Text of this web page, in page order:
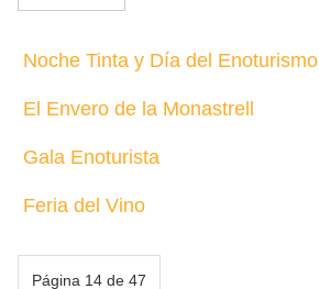
Noche Tinta y Día del Enoturismo
El Envero de la Monastrell
Gala Enoturista
Feria del Vino
Página 14 de 47